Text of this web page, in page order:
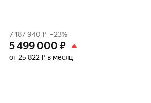
7 187 940₽ –23%
5 499 000 ₽
от 25 822 ₽ в месяц